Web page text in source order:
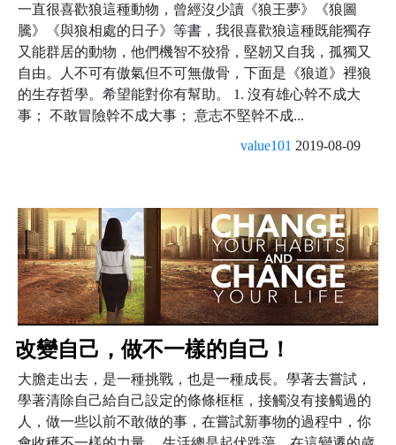
一直很喜歡狼這種動物，曾經沒少讀《狼王夢》《狼圖
騰》《與狼相處的日子》等書，我很喜歡狼這種既能獨存
又能群居的動物，他們機智不狡猾，堅韌又自我，孤獨又
自由。人不可有傲氣但不可無傲骨，下面是《狼道》裡狼
的生存哲學。希望能對你有幫助。 1. 沒有雄心幹不成大
事； 不敢冒險幹不成大事； 意志不堅幹不成...
value101 2019-08-09
改變自己，做不一樣的自己！
大膽走出去，是一種挑戰，也是一種成長。學著去嘗試，
學著清除自己給自己設定的條條框框，接觸沒有接觸過的
人，做一些以前不敢做的事，在嘗試新事物的過程中，你